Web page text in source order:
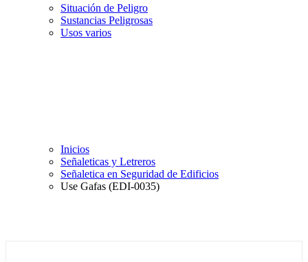
Situación de Peligro
Sustancias Peligrosas
Usos varios
Inicios
Señaleticas y Letreros
Señaletica en Seguridad de Edificios
Use Gafas (EDI-0035)